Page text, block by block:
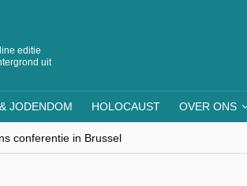
editie
uit
JODENDOM HOLOCAUST OVER ONS
conferentie in Brussel
begrijpt”, Jinnih Beels (Vooruit)